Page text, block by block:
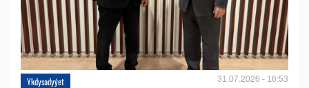
Ykdysadyýet 31.07.2026 - 16:53